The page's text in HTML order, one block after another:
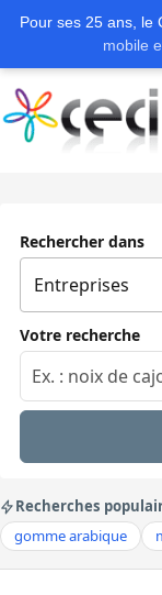
Pour ses 25 ans, le
mobile
Rechercher dans
Votre recherche
Recherches
gomme arabique